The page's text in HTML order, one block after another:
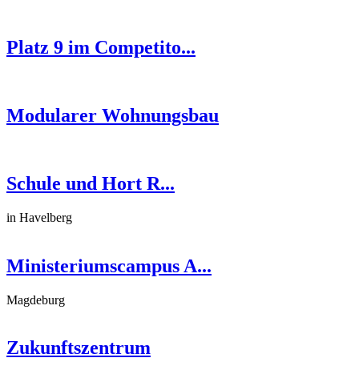
Platz 9 im Competito...
Modularer Wohnungsbau
Schule und Hort R...
in Havelberg
Ministeriumscampus A...
Magdeburg
Zukunftszentrum